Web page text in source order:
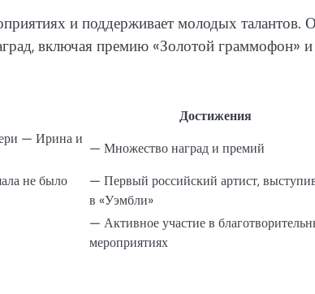
и поддерживает молодых талантов.
включая премию «Золотой граммофон» и
Достижения
— Ирина и
— Множество наград и премий
не было
— Первый российский артист,
в «Уэмбли»
— Активное участие в
мероприятиях